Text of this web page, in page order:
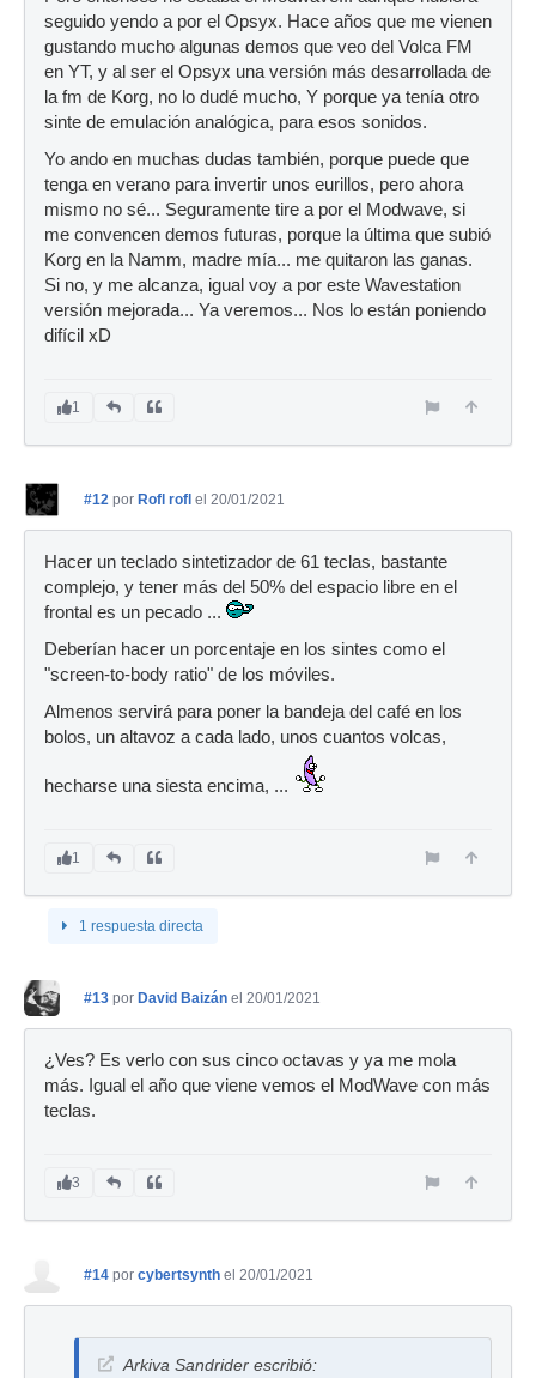
seguido yendo a por el Opsyx. Hace años que me vienen
gustando mucho algunas demos que veo del Volca FM
en YT, y al ser el Opsyx una versión más desarrollada de
la fm de Korg, no lo dudé mucho, Y porque ya tenía otro
sinte de emulación analógica, para esos sonidos.
Yo ando en muchas dudas también, porque puede que
tenga en verano para invertir unos eurillos, pero ahora
mismo no sé... Seguramente tire a por el Modwave, si
me convencen demos futuras, porque la última que subió
Korg en la Namm, madre mía... me quitaron las ganas.
Si no, y me alcanza, igual voy a por este Wavestation
versión mejorada... Ya veremos... Nos lo están poniendo
difícil xD
1
#12 por Rofl rofl el 20/01/2021
Hacer un teclado sintetizador de 61 teclas, bastante
complejo, y tener más del 50% del espacio libre en el
frontal es un pecado ...
Deberían hacer un porcentaje en los sintes como el
"screen-to-body ratio" de los móviles.
Almenos servirá para poner la bandeja del café en los
bolos, un altavoz a cada lado, unos cuantos volcas,
hecharse una siesta encima, ...
1
1 respuesta directa
#13 por David Baizán el 20/01/2021
¿Ves? Es verlo con sus cinco octavas y ya me mola
más. Igual el año que viene vemos el ModWave con más
teclas.
3
#14 por cybertsynth el 20/01/2021
Arkiva Sandrider escribió: